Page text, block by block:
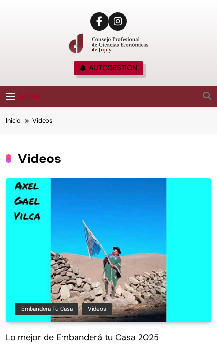
CPCE JUJUY
Consejo Profesional De Ciencias Económicas
De Jujuy, Argentina
AUTOGESTIÓN
MENU
Inicio Videos
Videos
Embanderá Tu Casa Videos
Lo mejor de Embanderá tu Casa 2025